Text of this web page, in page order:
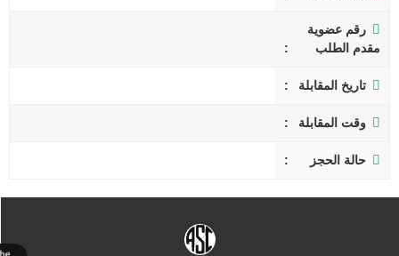
رقم عضوية
مقدم الطلب
تاريخ المقابلة
وقت المقابلة
حالة الحجز